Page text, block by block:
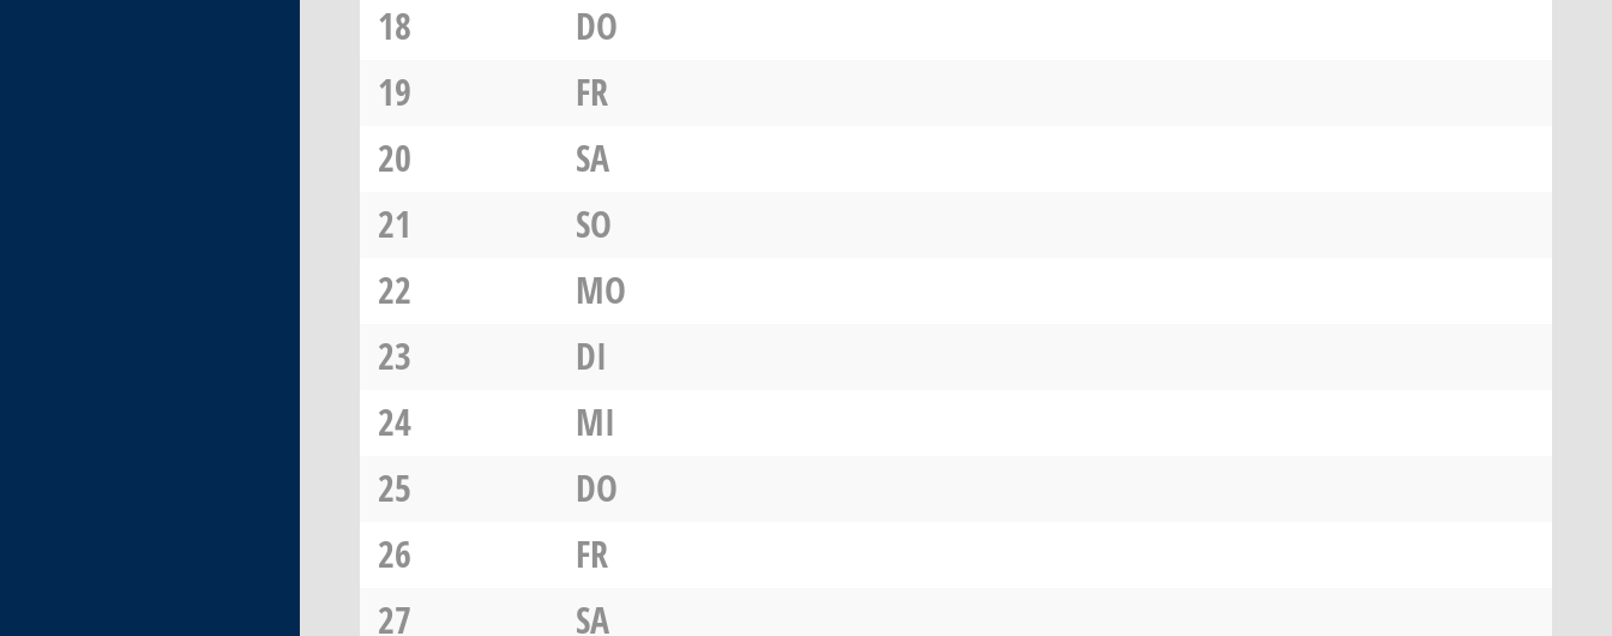
18
DO
19
FR
20
SA
21
SO
22
MO
23
DI
24
MI
25
DO
26
FR
27
SA